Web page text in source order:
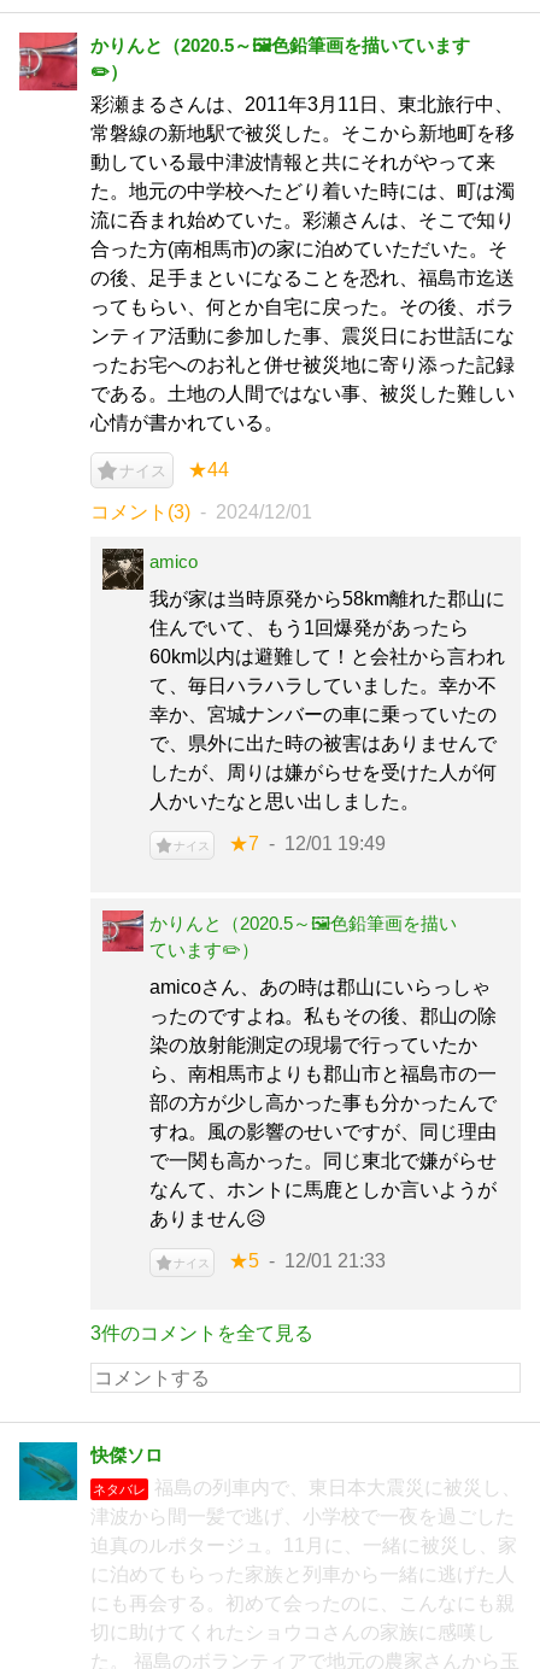
かりんと（2020.5～🖼️色鉛筆画を描いています
✏️）
彩瀬まるさんは、2011年3月11日、東北旅行中、
常磐線の新地駅で被災した。そこから新地町を移
動している最中津波情報と共にそれがやって来
た。地元の中学校へたどり着いた時には、町は濁
流に呑まれ始めていた。彩瀬さんは、そこで知り
合った方(南相馬市)の家に泊めていただいた。そ
の後、足手まといになることを恐れ、福島市迄送
ってもらい、何とか自宅に戻った。その後、ボラ
ンティア活動に参加した事、震災日にお世話にな
ったお宅へのお礼と併せ被災地に寄り添った記録
である。土地の人間ではない事、被災した難しい
心情が書かれている。
ナイス ★44
コメント(3) 2024/12/01
amico
我が家は当時原発から58km離れた郡山に
住んでいて、もう1回爆発があったら
60km以内は避難して！と会社から言われ
て、毎日ハラハラしていました。幸か不
幸か、宮城ナンバーの車に乗っていたの
で、県外に出た時の被害はありませんで
したが、周りは嫌がらせを受けた人が何
人かいたなと思い出しました。
ナイス ★7 12/01 19:49
かりんと（2020.5～🖼️色鉛筆画を描い
ています✏️）
amicoさん、あの時は郡山にいらっしゃ
ったのですよね。私もその後、郡山の除
染の放射能測定の現場で行っていたか
ら、南相馬市よりも郡山市と福島市の一
部の方が少し高かった事も分かったんで
すね。風の影響のせいですが、同じ理由
で一関も高かった。同じ東北で嫌がらせ
なんて、ホントに馬鹿としか言いようが
ありません😥
ナイス ★5 12/01 21:33
3件のコメントを全て見る
快傑ソロ
ネタバレ
福島の列車内で、東日本大震災に被災し、
津波から間一髪で逃げ、小学校で一夜を過ごした
迫真のルポタージュ。11月に、一緒に被災し、家
に泊めてもらった家族と列車から一緒に逃げた人
にも再会する。初めて会ったのに、こんなにも親
切に助けてくれたショウコさんの家族に感嘆し
た。 福島のボランティアで地元の農家さんから玉